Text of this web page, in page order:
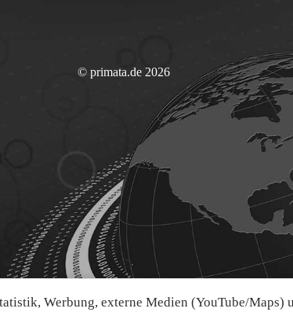
Werbung, externe Medien (YouTube/Maps)
© primata.de 2026